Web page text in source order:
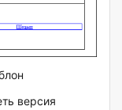
версия